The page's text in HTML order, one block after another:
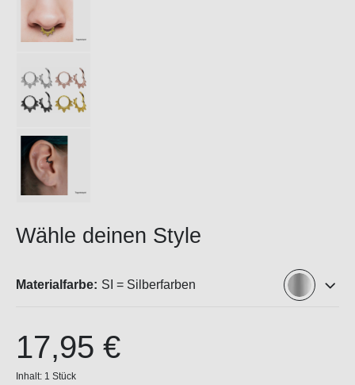
Wähle deinen Style
Materialfarbe: SI = Silberfarben
17,95 €
Inhalt: 1 Stück